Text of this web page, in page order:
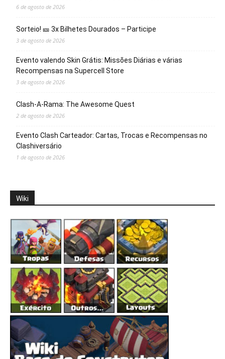
6 de agosto de 2026
Sorteio! 🎫 3x Bilhetes Dourados – Participe
3 de agosto de 2026
Evento valendo Skin Grátis: Missões Diárias e várias
Recompensas na Supercell Store
3 de agosto de 2026
Clash-A-Rama: The Awesome Quest
2 de agosto de 2026
Evento Clash Carteador: Cartas, Trocas e Recompensas no
Clashiversário
1 de agosto de 2026
Wiki